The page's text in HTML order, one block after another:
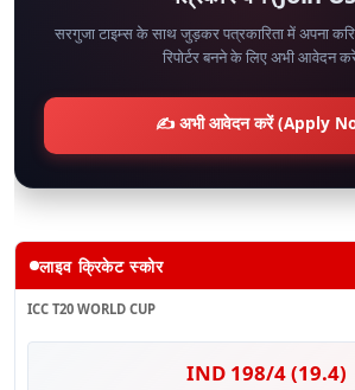
सरगुजा टाइम्स के साथ जुड़कर पत्रकारिता में अपना
रिपोर्टर बनने के लिए अभी आवेदन
✍️ अभी आवेदन करें (Apply
लाइव क्रिकेट स्कोर
ICC T20 WORLD CUP
IND 198/4 (19.4)